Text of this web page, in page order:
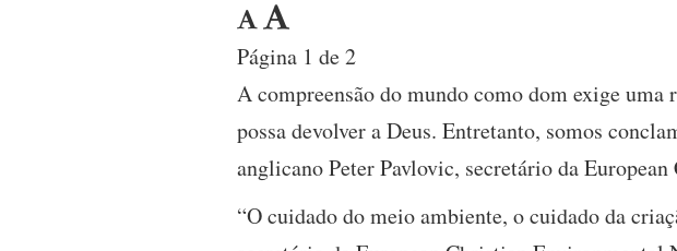
Página 1 de 2
A compreensão do mundo como dom exige uma
possa devolver a Deus. Entretanto, somos
anglicano Peter Pavlovic, secretário da
“O cuidado do meio ambiente, o cuidado da